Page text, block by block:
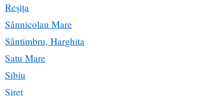
Reșița
Sânnicolau Mare
Sântimbru, Harghita
Satu Mare
Sibiu
Siret